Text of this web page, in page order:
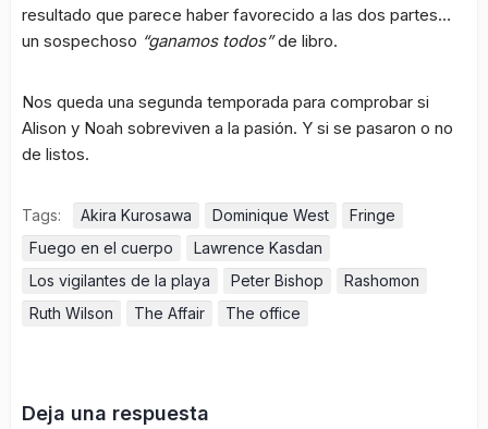
resultado que parece haber favorecido a las dos partes…
un sospechoso “ganamos todos”de libro.
Nos queda una segunda temporada para comprobar si
Alison y Noah sobreviven a la pasión. Y si se pasaron o no
de listos.
Tags: Akira Kurosawa Dominique West
Fringe
Fuego en el cuerpo
Lawrence Kasdan
Los vigilantes de la playa
Peter Bishop
Rashomon
Ruth Wilson
The Affair The office
Deja una respuesta